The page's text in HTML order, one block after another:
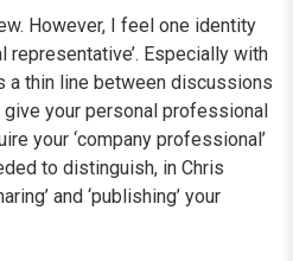
However, I feel one identity
representative’. Especially with
a thin line between discussions
your personal professional
your ‘company professional’
to distinguish, in Chris
and ‘publishing’ your